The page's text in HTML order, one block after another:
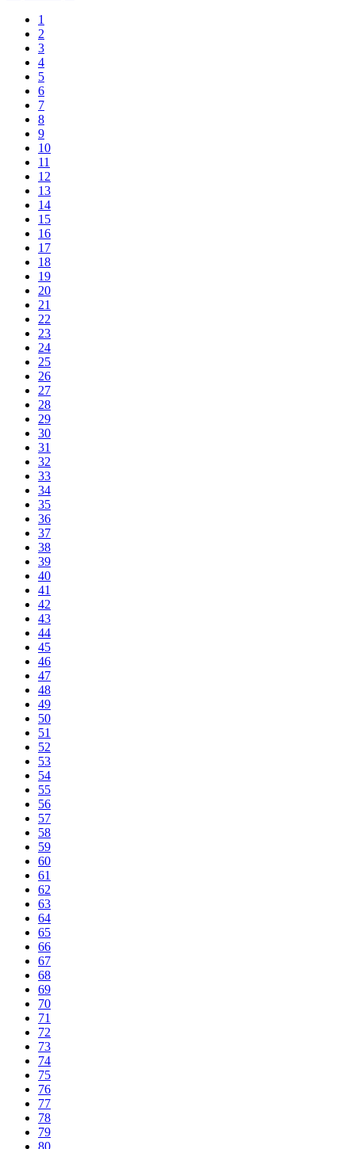
1
2
3
4
5
6
7
8
9
10
11
12
13
14
15
16
17
18
19
20
21
22
23
24
25
26
27
28
29
30
31
32
33
34
35
36
37
38
39
40
41
42
43
44
45
46
47
48
49
50
51
52
53
54
55
56
57
58
59
60
61
62
63
64
65
66
67
68
69
70
71
72
73
74
75
76
77
78
79
80